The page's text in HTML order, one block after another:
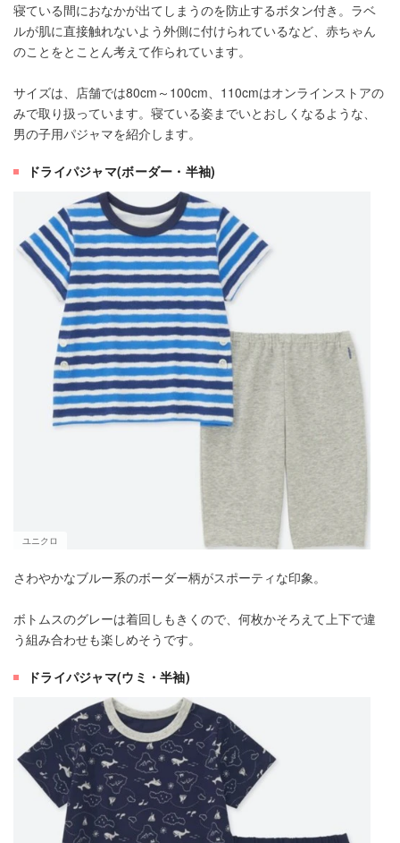
寝ている間におなかが出てしまうのを防止するボタン付き。ラベ
ルが肌に直接触れないよう外側に付けられているなど、赤ちゃん
のことをとことん考えて作られています。
サイズは、店舗では80cm～100cm、110cmはオンラインストアの
みで取り扱っています。寝ている姿までいとおしくなるような、
男の子用パジャマを紹介します。
ドライパジャマ(ボーダー・半袖)
ユニクロ
さわやかなブルー系のボーダー柄がスポーティな印象。
ボトムスのグレーは着回しもきくので、何枚かそろえて上下で違
う組み合わせも楽しめそうです。
ドライパジャマ(ウミ・半袖)